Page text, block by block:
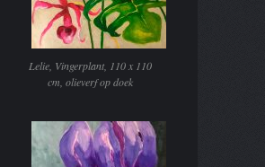
Lelie, Vingerplant, 110 x 110
cm, olieverf op doek